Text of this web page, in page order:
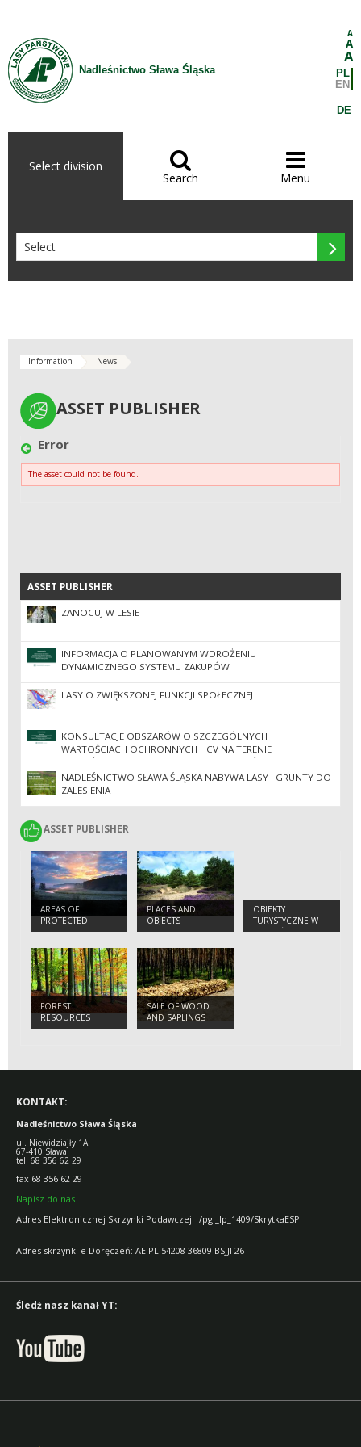
Nadleśnictwo Sława Śląska
A
A
A
PL
EN
DE
Select division 
Search

Menu

Information News
ASSET PUBLISHER
ASSET PUBLISHER
Error
The asset could not be found.
ASSET PUBLISHER
ASSET PUBLISHER
ZANOCUJ W LESIE
INFORMACJA O PLANOWANYM WDROŻENIU
DYNAMICZNEGO SYSTEMU ZAKUPÓW
LASY O ZWIĘKSZONEJ FUNKCJI SPOŁECZNEJ
KONSULTACJE OBSZARÓW O SZCZEGÓLNYCH
WARTOŚCIACH OCHRONNYCH HCV NA TERENIE
NADLEŚNICTW REGIONALNEJ DYREKCJI LASÓW
PAŃSTWOWYCH W ZIELONEJ GÓRZE
NADLEŚNICTWO SŁAWA ŚLĄSKA NABYWA LASY I GRUNTY DO
ZALESIENIA
ASSET PUBLISHER
ASSET PUBLISHER
AREAS OF
PROTECTED
LANDSCAPES
PLACES AND
OBJECTS
OBIEKTY
TURYSTYCZNE W
NADLEŚNICTWIE
FOREST
RESOURCES
SALE OF WOOD
AND SAPLINGS
KONTAKT:
Nadleśnictwo Sława Śląska
ul. Niewidziajły 1A
67-410 Sława
tel. 68 356 62 29
fax 68 356 62 29
Napisz do nas
Adres Elektronicznej Skrzynki Podawczej: /pgl_lp_1409/SkrytkaESP
Adres skrzynki e-Doręczeń: AE:PL-54208-36809-BSJJI-26
Śledź nasz kanał YT: